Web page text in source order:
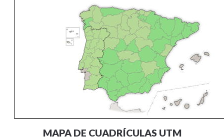
MAPA DE CUADRÍCULAS UTM